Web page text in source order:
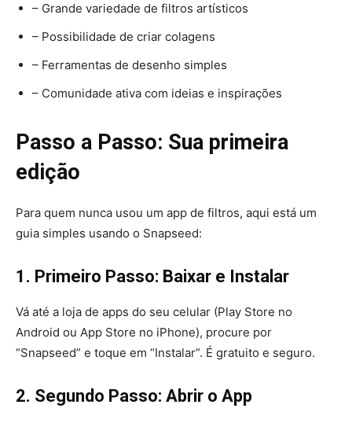
– Grande variedade de filtros artísticos
– Possibilidade de criar colagens
– Ferramentas de desenho simples
– Comunidade ativa com ideias e inspirações
Passo a Passo: Sua primeira
edição
Para quem nunca usou um app de filtros, aqui está um
guia simples usando o Snapseed:
1. Primeiro Passo: Baixar e Instalar
Vá até a loja de apps do seu celular (Play Store no
Android ou App Store no iPhone), procure por
“Snapseed” e toque em “Instalar”. É gratuito e seguro.
2. Segundo Passo: Abrir o App